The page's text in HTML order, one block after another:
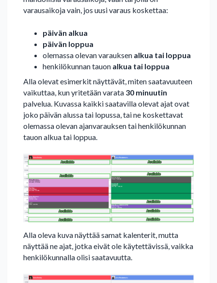
varausaikoja vain, jos uusi varaus koskettaa:
päivän alkua
päivän loppua
olemassa olevan varauksen alkua tai loppua
henkilökunnan tauon alkua tai loppua
Alla olevat esimerkit näyttävät, miten saatavuuteen
vaikuttaa, kun yritetään varata 30 minuutin
palvelua. Kuvassa kaikki saatavilla olevat ajat ovat
joko päivän alussa tai lopussa, tai ne koskettavat
olemassa olevan ajanvarauksen tai henkilökunnan
tauon alkua tai loppua.
Alla oleva kuva näyttää samat kalenterit, mutta
näyttää ne ajat, jotka eivät ole käytettävissä, vaikka
henkilökunnalla olisi saatavuutta.